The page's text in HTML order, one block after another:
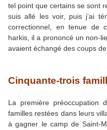
tel point que certains se sont
suis allé les voir, puis j’ai
correctionnel, en tenue de
harkis, il a prononcé un non-
avaient échangé des coups de
Cinquante-trois
La première préoccupation
familles restées dans leurs
à gagner le camp de Saint-